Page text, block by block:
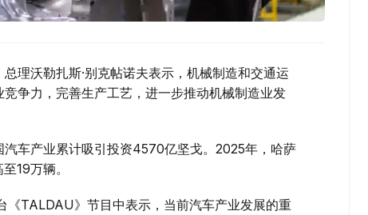
理沃勒扎斯·别克帖诺夫表示，机械制造和交通运
争力，完善生产工艺，进一步推动机械制造业发
车产业累计吸引投资4570亿坚戈。2025年，哈萨
19万辆。
《TALDAU》节目中表示，当前汽车产业发展的重